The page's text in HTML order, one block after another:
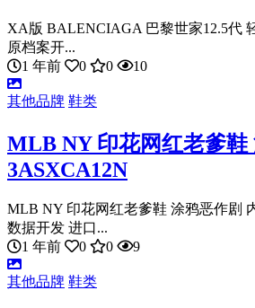
XA版 BALENCIAGA 巴黎世家12.5代
原档案开...
1 年前
0 0 10
其他品牌 鞋类
MLB NY 印花网红老爹鞋
3ASXCA12N
MLB NY 印花网红老爹鞋 涂鸦恶作剧
数据开发 进口...
1 年前
0 0 9
其他品牌 鞋类